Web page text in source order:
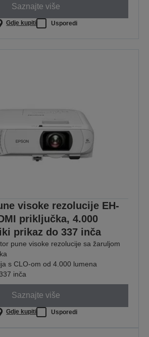
Saznajte više
Gdje kupiti Usporedi
visoke rezolucije EH-
priključka, 4.000
prikaz do 337 inča
pune visoke rezolucije sa žaruljom
s CLO-om od 4.000 lumena
inča
Saznajte više
Gdje kupiti Usporedi